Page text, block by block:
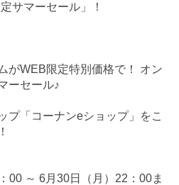
サマーセール」！
がWEB限定特別価格で！ オン
ーセール♪
プ「コーナンeショップ」をこ
00 ～ 6月30日（月）22：00ま